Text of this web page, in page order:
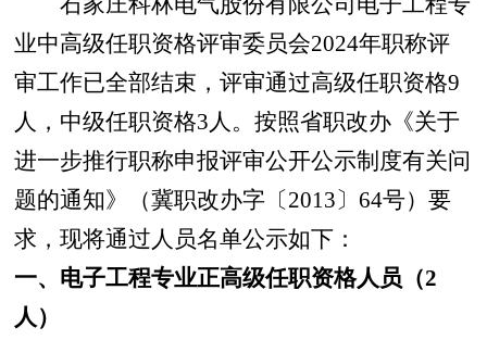
业中高级任职资格评审委员会2024年职称评
审工作已全部结束，评审通过高级任职资格9
人，中级任职资格3人。按照省职改办《关于
进一步推行职称申报评审公开公示制度有关问
题的通知》（冀职改办字〔2013〕 64号）要
求，现将通过人员名单公示如下：
一、电子工程专业正高级任职资格人员（2
人）